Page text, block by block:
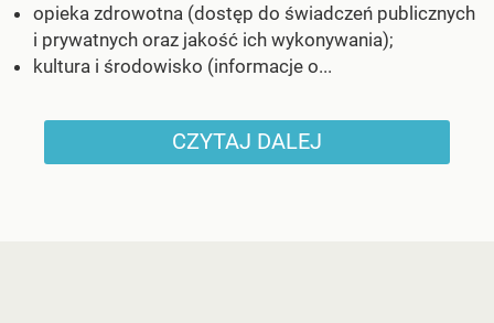
opieka zdrowotna (dostęp do świadczeń publicznych
i prywatnych oraz jakość ich wykonywania);
kultura i środowisko (informacje o...
CZYTAJ DALEJ